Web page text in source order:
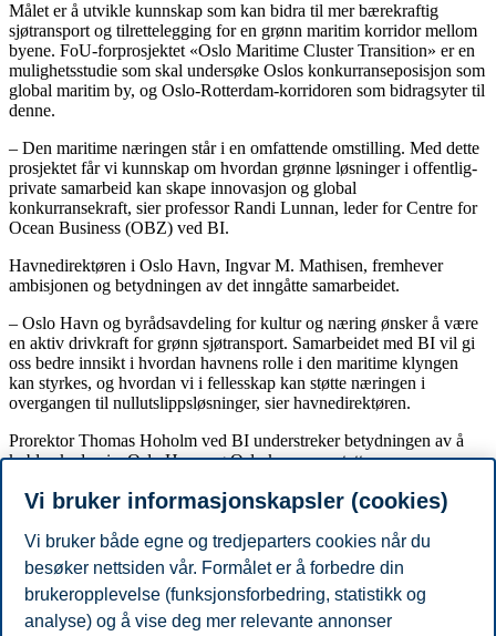
Målet er å utvikle kunnskap som kan bidra til mer bærekraftig
sjøtransport og tilrettelegging for en grønn maritim korridor mellom
byene. FoU-forprosjektet «Oslo Maritime Cluster Transition» er en
mulighetsstudie som skal undersøke Oslos konkurranseposisjon som
global maritim by, og Oslo-Rotterdam-korridoren som bidragsyter til
denne.
– Den maritime næringen står i en omfattende omstilling. Med dette
prosjektet får vi kunnskap om hvordan grønne løsninger i offentlig-
private samarbeid kan skape innovasjon og global
konkurransekraft, sier professor Randi Lunnan, leder for Centre for
Ocean Business (OBZ) ved BI.
Havnedirektøren i Oslo Havn, Ingvar M. Mathisen, fremhever
ambisjonen og betydningen av det inngåtte samarbeidet.
– Oslo Havn og byrådsavdeling for kultur og næring ønsker å være
en aktiv drivkraft for grønn sjøtransport. Samarbeidet med BI vil gi
oss bedre innsikt i hvordan havnens rolle i den maritime klyngen
kan styrkes, og hvordan vi i fellesskap kan støtte næringen i
overgangen til nullutslippsløsninger, sier havnedirektøren.
Prorektor Thomas Hoholm ved BI understreker betydningen av å
koble akademia, Oslo Havn og Oslo kommune tettere sammen.
– Grønn omstilling krever ny kunnskap, nye samarbeid og ny
kapasitet i næringslivet. Som forskningsinstitusjon har vi et ansvar
for å bidra med innsikt som kan mobilisere både offentlige og
private aktører. Dette prosjektet er et godt eksempel på hvordan
akademia kan spille en aktiv rolle i utviklingen av fremtidens
maritime næringer.
Vi bruker informasjonskapsler (cookies)
Vi bruker både egne og tredjeparters cookies når du
besøker nettsiden vår. Formålet er å forbedre din
brukeropplevelse (funksjonsforbedring, statistikk og
analyse) og å vise deg mer relevante annonser